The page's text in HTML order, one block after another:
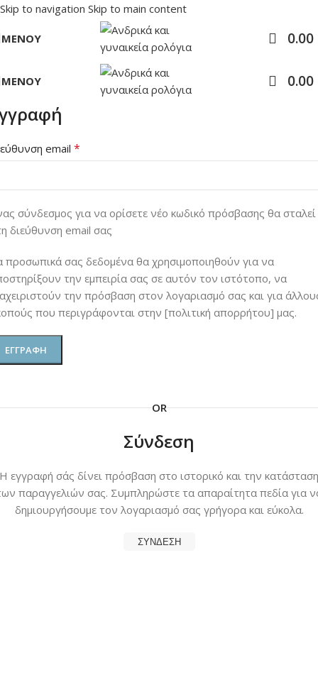
Skip to navigation Skip to main content
ΜΕΝΟΎ 0.00
ΜΕΝΟΎ 0.00
email *
σύνδεσμος για να ορίσετε νέο κωδικό πρόσβασης θα σταλεί
διεύθυνση email σας
προσωπικά σας δεδομένα θα χρησιμοποιηθούν για να
την εμπειρία σας σε αυτόν τον ιστότοπο, να
την πρόσβαση στον λογαριασμό σας και για
που περιγράφονται στην [πολιτική απορρήτου] μας.
ΕΓΓΡΑΦΉ
OR
Σύνδεση
Η εγγραφή σάς δίνει πρόσβαση στο ιστορικό και την κατάσταση
παραγγελιών σας. Συμπληρώστε τα απαραίτητα πεδία για
δημιουργήσουμε τον λογαριασμό σας γρήγορα και εύκολα.
ΣΎΝΔΕΣΗ